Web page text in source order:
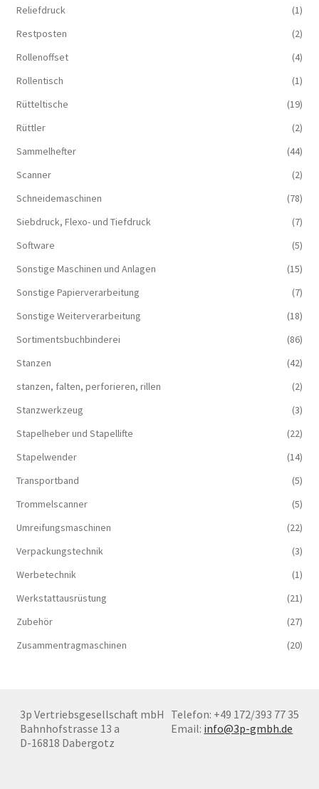
Reliefdruck
(1)
Restposten
(2)
Rollenoffset
(4)
Rollentisch
(1)
Rütteltische
(19)
Rüttler
(2)
Sammelhefter
(44)
Scanner
(2)
Schneidemaschinen
(78)
Siebdruck, Flexo- und Tiefdruck
(7)
Software
(5)
Sonstige Maschinen und Anlagen
(15)
Sonstige Papierverarbeitung
(7)
Sonstige Weiterverarbeitung
(18)
Sortimentsbuchbinderei
(86)
Stanzen
(42)
stanzen, falten, perforieren, rillen
(2)
Stanzwerkzeug
(3)
Stapelheber und Stapellifte
(22)
Stapelwender
(14)
Transportband
(5)
Trommelscanner
(5)
Umreifungsmaschinen
(22)
Verpackungstechnik
(3)
Werbetechnik
(1)
Werkstattausrüstung
(21)
Zubehör
(27)
Zusammentragmaschinen
(20)
3p Vertriebsgesellschaft mbH
Bahnhofstrasse 13 a
D-16818 Dabergotz
Telefon: +49 172/393 77 35
Email: info@3p-gmbh.de